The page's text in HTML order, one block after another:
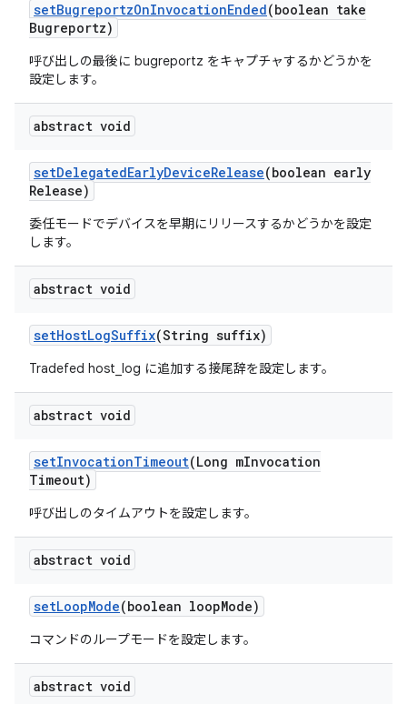
setBugreportzOnInvocationEnded(boolean take
Bugreportz)
呼び出しの最後に bugreportz をキャプチャするかどうかを
設定します。
abstract void
setDelegatedEarlyDeviceRelease(boolean early
Release)
委任モードでデバイスを早期にリリースするかどうかを設定
します。
abstract void
setHostLogSuffix(String suffix)
Tradefed host_log に追加する接尾辞を設定します。
abstract void
setInvocationTimeout(Long mInvocation
Timeout)
呼び出しのタイムアウトを設定します。
abstract void
setLoopMode(boolean loopMode)
コマンドのループモードを設定します。
abstract void